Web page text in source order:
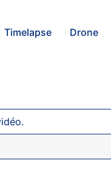
Timelapse Drone